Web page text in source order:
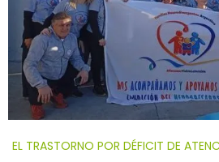
EL TRASTORNO POR DÉFICIT DE